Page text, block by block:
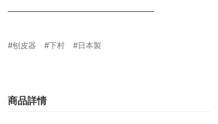
刨皮器 下村 日本製
商品詳情